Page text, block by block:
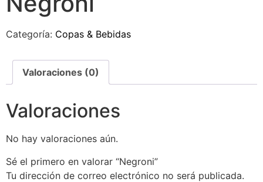
Categoría: Copas & Bebidas
Valoraciones (0)
Valoraciones
No hay valoraciones aún.
Sé el primero en valorar “Negroni”
Tu dirección de correo electrónico no será publicada.